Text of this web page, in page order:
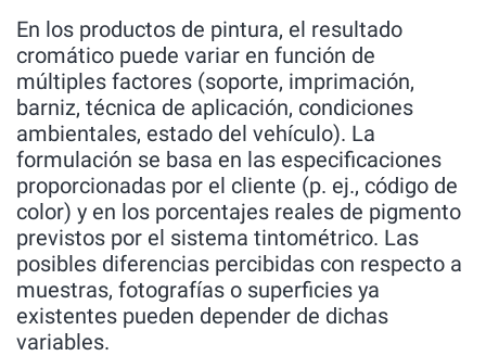
En los productos de pintura, el resultado
cromático puede variar en función de
múltiples factores (soporte, imprimación,
barniz, técnica de aplicación, condiciones
ambientales, estado del vehículo). La
formulación se basa en las especificaciones
proporcionadas por el cliente (p. ej., código de
color) y en los porcentajes reales de pigmento
previstos por el sistema tintométrico. Las
posibles diferencias percibidas con respecto a
muestras, fotografías o superficies ya
existentes pueden depender de dichas
variables.